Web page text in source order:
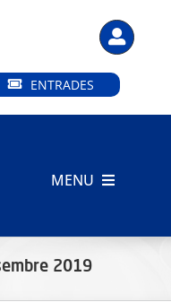
ENTRADES
MENU
2019